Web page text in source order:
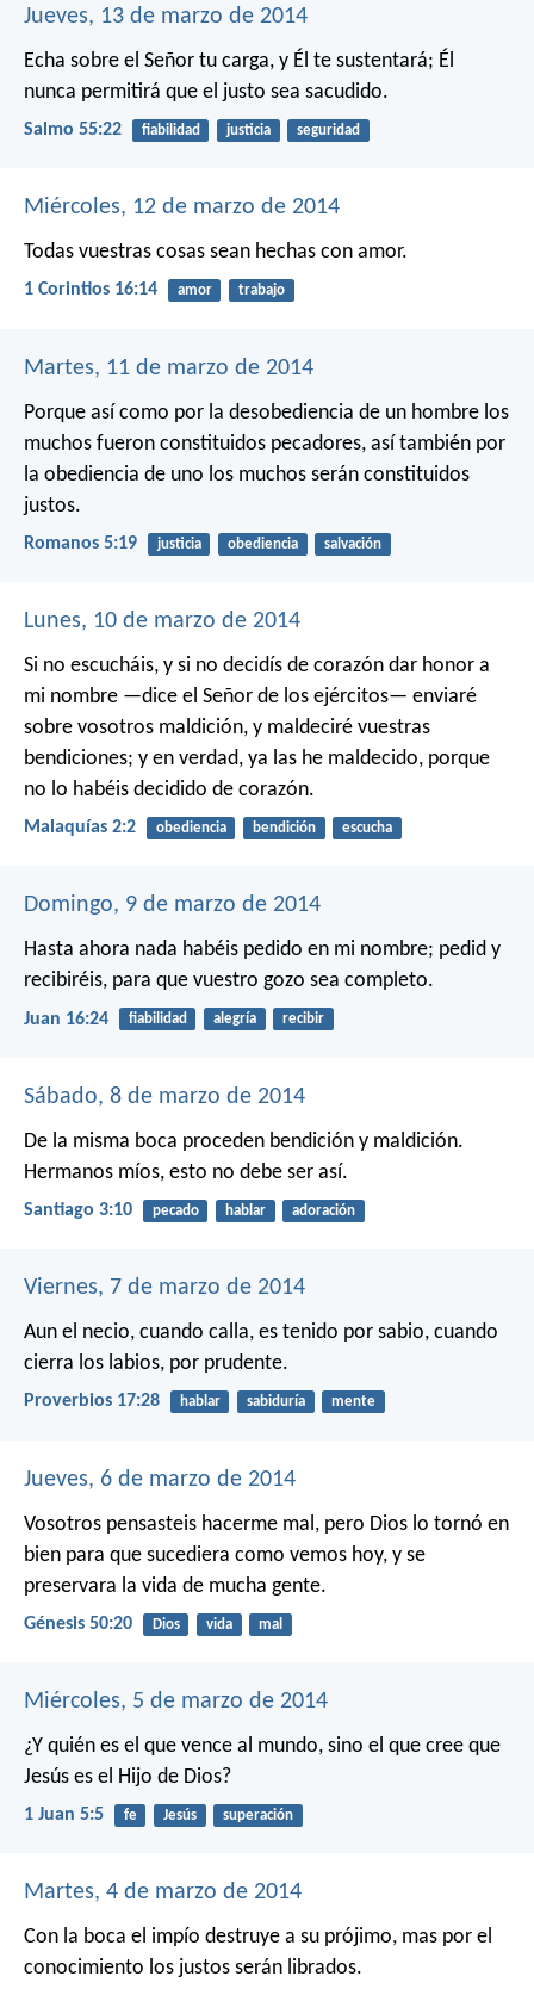
Jueves, 13 de marzo de 2014
Echa sobre el Señor tu carga, y Él te sustentará; Él
nunca permitirá que el justo sea sacudido.
Salmo 55:22 fiabilidad justicia seguridad
Miércoles, 12 de marzo de 2014
Todas vuestras cosas sean hechas con amor.
1 Corintios 16:14 amor trabajo
Martes, 11 de marzo de 2014
Porque así como por la desobediencia de un hombre los
muchos fueron constituidos pecadores, así también por
la obediencia de uno los muchos serán constituidos
justos.
Romanos 5:19 justicia obediencia salvación
Lunes, 10 de marzo de 2014
Si no escucháis, y si no decidís de corazón dar honor a
mi nombre —dice el Señor de los ejércitos— enviaré
sobre vosotros maldición, y maldeciré vuestras
bendiciones; y en verdad, ya las he maldecido, porque
no lo habéis decidido de corazón.
Malaquías 2:2 obediencia bendición escucha
Domingo, 9 de marzo de 2014
Hasta ahora nada habéis pedido en mi nombre; pedid y
recibiréis, para que vuestro gozo sea completo.
Juan 16:24 fiabilidad alegría recibir
Sábado, 8 de marzo de 2014
De la misma boca proceden bendición y maldición.
Hermanos míos, esto no debe ser así.
Santiago 3:10 pecado hablar adoración
Viernes, 7 de marzo de 2014
Aun el necio, cuando calla, es tenido por sabio, cuando
cierra los labios, por prudente.
Proverbios 17:28 hablar sabiduría mente
Jueves, 6 de marzo de 2014
Vosotros pensasteis hacerme mal, pero Dios lo tornó en
bien para que sucediera como vemos hoy, y se
preservara la vida de mucha gente.
Génesis 50:20 Dios vida mal
Miércoles, 5 de marzo de 2014
¿Y quién es el que vence al mundo, sino el que cree que
Jesús es el Hijo de Dios?
1 Juan 5:5 fe Jesús superación
Martes, 4 de marzo de 2014
Con la boca el impío destruye a su prójimo, mas por el
conocimiento los justos serán librados.